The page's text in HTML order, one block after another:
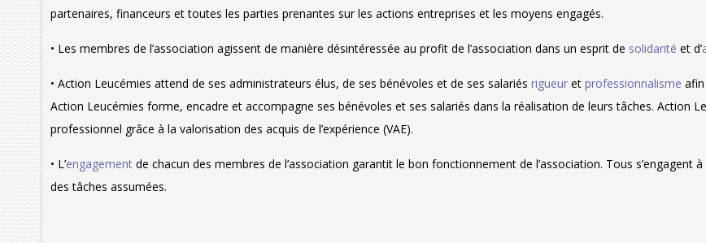
partenaires, financeurs et toutes les parties prenantes sur les actions entreprises et les moyens engagés.
• Les membres de l’association agissent de manière désintéressée au profit de l’association dans un esprit de solidarité et d’
• Action Leucémies attend de ses administrateurs élus, de ses bénévoles et de ses salariés rigueur et professionnalisme
Action Leucémies forme, encadre et accompagne ses bénévoles et ses salariés dans la réalisation de leurs tâches. Action
professionnel grâce à la valorisation des acquis de l’expérience (VAE).
• L’engagement de chacun des membres de l’association garantit le bon fonctionnement de l’association. Tous s’engagent
des tâches assumées.